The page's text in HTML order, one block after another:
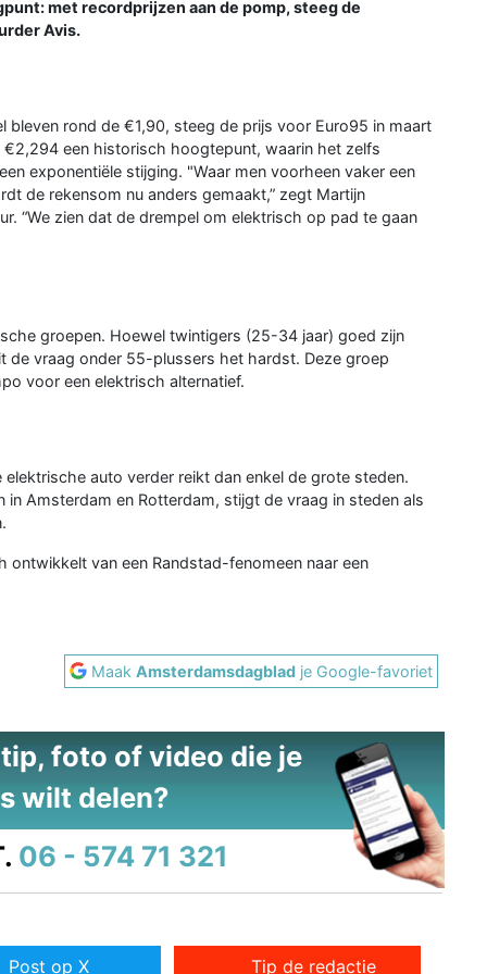
met recordprijzen aan de pomp, steeg de
Avis.
rond de €1,90, steeg de prijs voor Euro95 in maart
een historisch hoogtepunt, waarin het zelfs
exponentiële stijging. "Waar men voorheen vaker een
de rekensom nu anders gemaakt,” zegt Martijn
“We zien dat de drempel om elektrisch op pad te gaan
groepen. Hoewel twintigers (25-34 jaar) goed zijn
vraag onder 55-plussers het hardst. Deze groep
voor een elektrisch alternatief.
auto verder reikt dan enkel de grote steden.
Amsterdam en Rotterdam, stijgt de vraag in steden als
van een Randstad-fenomeen naar een
MaakAmsterdamsdagblad je Google-favoriet
foto of video die je
wilt delen?
06 - 574 71 321
Post op X Tip de redactie